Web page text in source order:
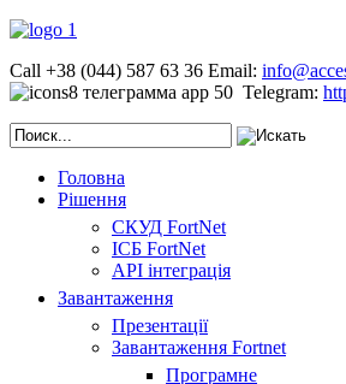
Call +38 (044) 587 63 36 Email:
Telegram:
Головна
Рішення
СКУД FortNet
ІСБ FortNet
API інтеграція
Завантаження
Презентації
Завантаження Fortnet
Програмне